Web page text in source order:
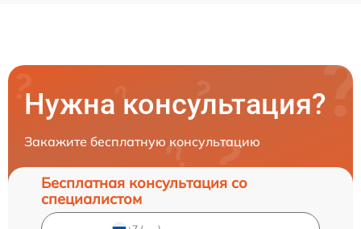
Нужна консультация?
Закажите бесплатную консультацию
Бесплатная консультация со
специалистом